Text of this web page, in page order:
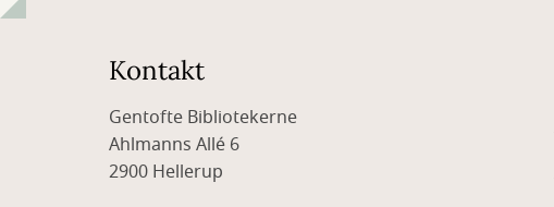
Kontakt
Gentofte Bibliotekerne
Ahlmanns Allé 6
2900 Hellerup